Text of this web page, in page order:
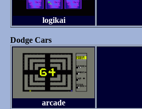
logikai
Dodge Cars
arcade